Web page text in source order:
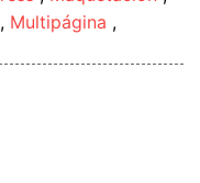
, Multipágina ,